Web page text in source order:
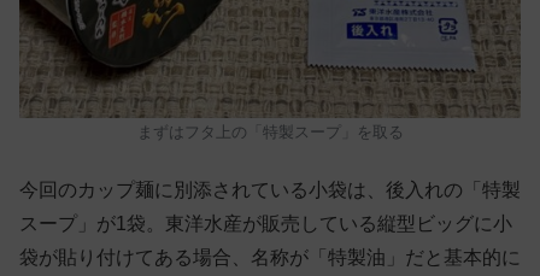
まずはフタ上の「特製スープ」を取る
今回のカップ麺に別添されている小袋は、後入れの「特製
スープ」が1袋。東洋水産が販売している縦型ビッグに小
袋が貼り付けてある場合、名称が「特製油」だと基本的に